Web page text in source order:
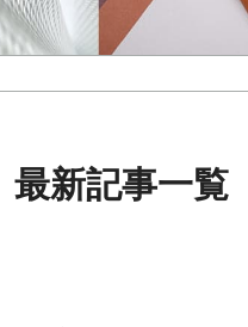
最新記事一覧